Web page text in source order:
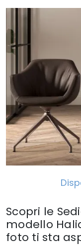
Scopri le
modello
foto ti sta